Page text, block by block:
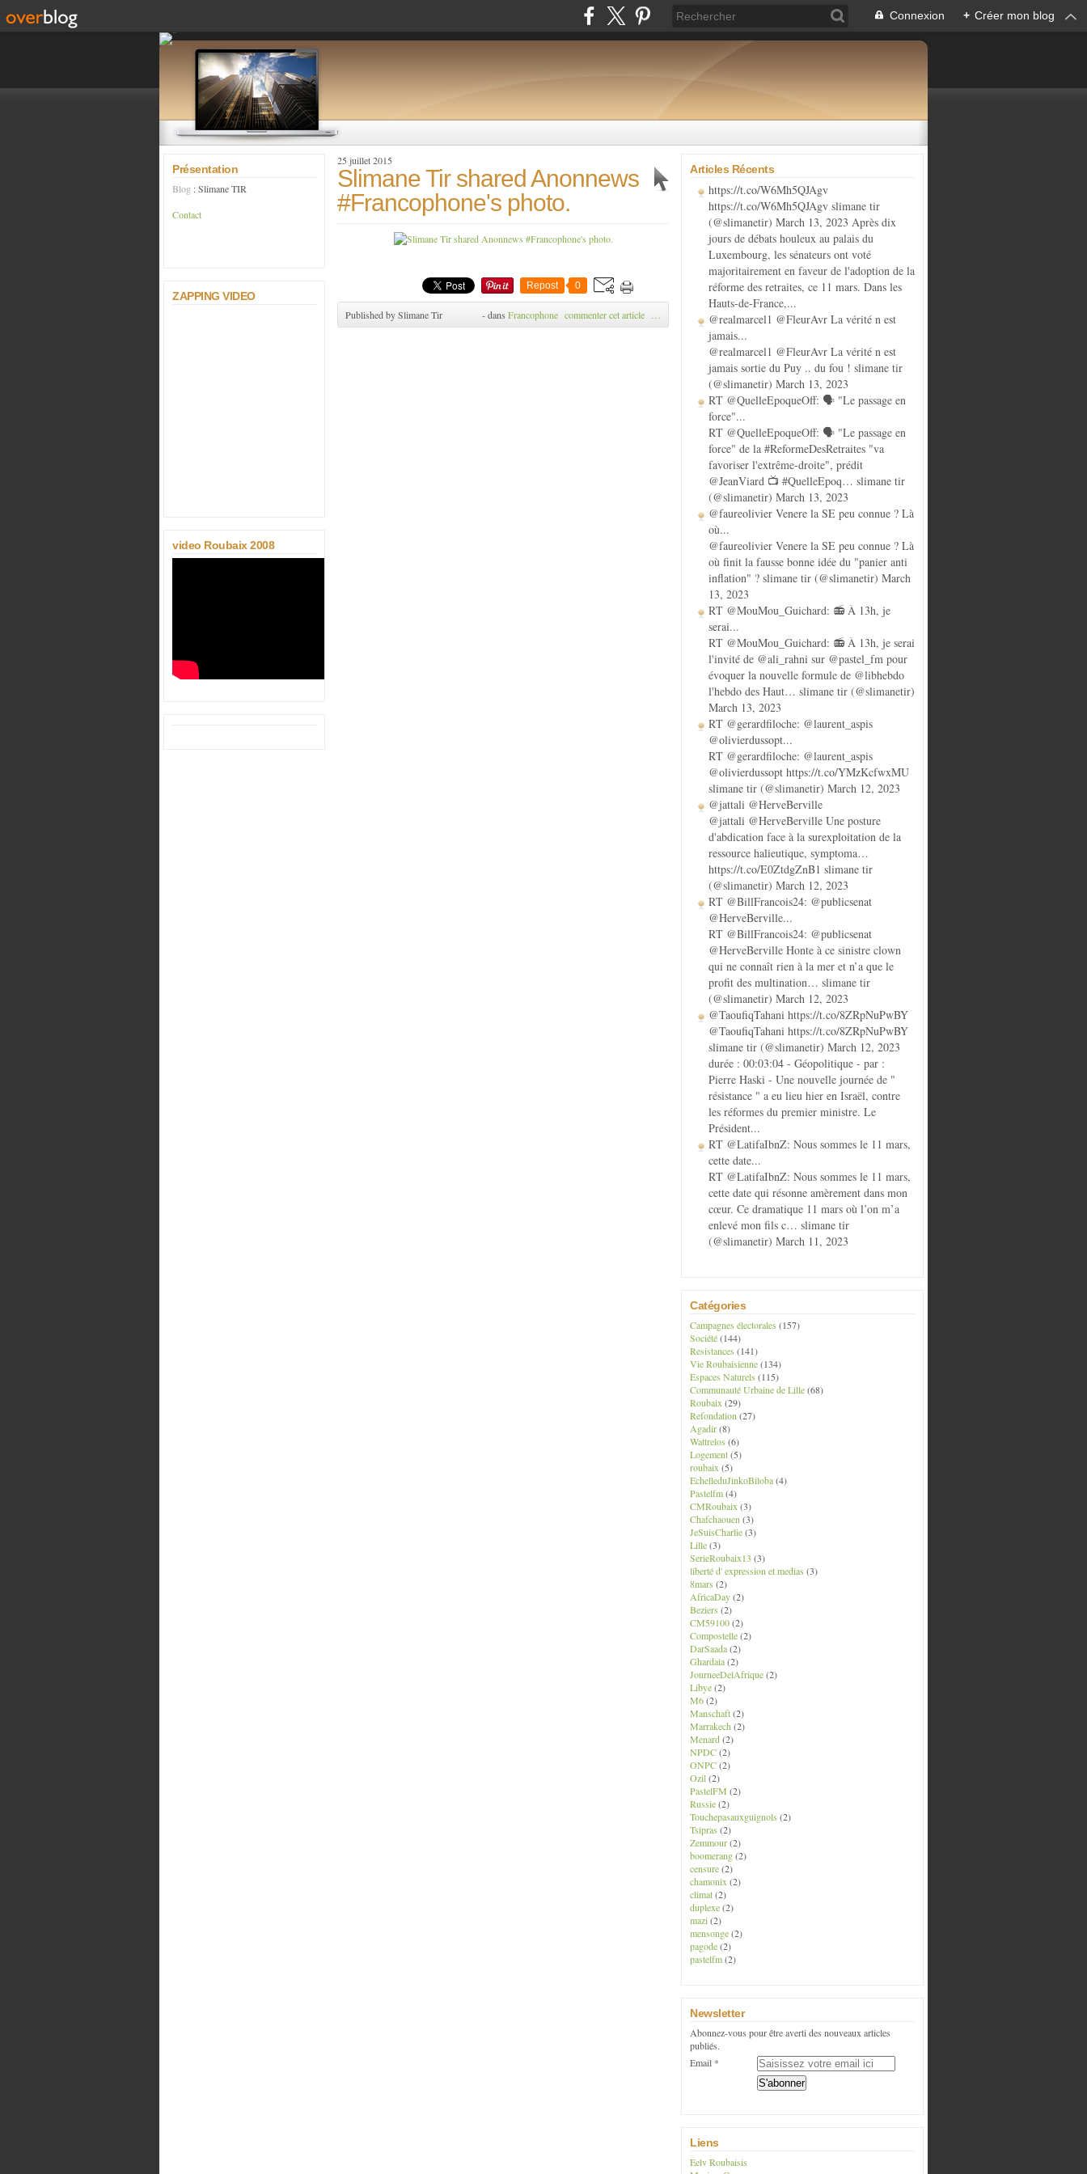
Connexion + Créer mon blog
Présentation
Blog : Slimane TIR
Contact
ZAPPING VIDEO
video Roubaix 2008
25 juillet 2015
Slimane Tir shared Anonnews
#Francophone's photo.
Repost 0
Published by Slimane Tir -dans Francophone commenter cet article …
Articles Récents
https://t.co/W6Mh5QJAgv
https://t.co/W6Mh5QJAgv slimane tir
(@slimanetir) March 13, 2023 Après dix
jours de débats houleux au palais du
Luxembourg, les sénateurs ont voté
majoritairement en faveur de l'adoption de la
réforme des retraites, ce 11 mars. Dans les
Hauts-de-France,...
@realmarcel1 @FleurAvr La vérité n est
jamais...
@realmarcel1 @FleurAvr La vérité n est
jamais sortie du Puy .. du fou ! slimane tir
(@slimanetir) March 13, 2023
RT @QuelleEpoqueOff: 🗣️ "Le passage en
force"...
RT @QuelleEpoqueOff: 🗣️ "Le passage en
force" de la #ReformeDesRetraites "va
favoriser l'extrême-droite", prédit
@JeanViard 📺 #QuelleEpoq… slimane tir
(@slimanetir) March 13, 2023
@faureolivier Venere la SE peu connue ? Là
où...
@faureolivier Venere la SE peu connue ? Là
où finit la fausse bonne idée du "panier anti
inflation" ? slimane tir (@slimanetir) March
13, 2023
RT @MouMou_Guichard: 📻 À 13h, je
serai...
RT @MouMou_Guichard: 📻 À 13h, je serai
l'invité de @ali_rahni sur @pastel_fm pour
évoquer la nouvelle formule de @libhebdo
l'hebdo des Haut… slimane tir (@slimanetir)
March 13, 2023
RT @gerardfiloche: @laurent_aspis
@olivierdussopt...
RT @gerardfiloche: @laurent_aspis
@olivierdussopt https://t.co/YMzKcfwxMU
slimane tir (@slimanetir) March 12, 2023
@jattali @HerveBerville
@jattali @HerveBerville Une posture
d'abdication face à la surexploitation de la
ressource halieutique, symptoma…
https://t.co/E0ZtdgZnB1 slimane tir
(@slimanetir) March 12, 2023
RT @BillFrancois24: @publicsenat
@HerveBerville...
RT @BillFrancois24: @publicsenat
@HerveBerville Honte à ce sinistre clown
qui ne connaît rien à la mer et n’a que le
profit des multination… slimane tir
(@slimanetir) March 12, 2023
@TaoufiqTahani https://t.co/8ZRpNuPwBY
@TaoufiqTahani https://t.co/8ZRpNuPwBY
slimane tir (@slimanetir) March 12, 2023
durée : 00:03:04 - Géopolitique - par :
Pierre Haski - Une nouvelle journée de "
résistance " a eu lieu hier en Israël, contre
les réformes du premier ministre. Le
Président...
RT @LatifaIbnZ: Nous sommes le 11 mars,
cette date...
RT @LatifaIbnZ: Nous sommes le 11 mars,
cette date qui résonne amèrement dans mon
cœur. Ce dramatique 11 mars où l’on m’a
enlevé mon fils c… slimane tir
(@slimanetir) March 11, 2023
Catégories
Campagnes électorales (157)
Société(144)
Resistances (141)
Vie Roubaisienne(134)
Espaces Naturels (115)
Communauté Urbaine de Lille(68)
Roubaix (29)
Refondation (27)
Agadir(8)
Wattrelos (6)
Logement(5)
roubaix (5)
EchelleduJinkoBiloba(4)
Pastelfm(4)
CMRoubaix (3)
Chafchaouen (3)
JeSuisCharlie(3)
Lille(3)
SerieRoubaix13 (3)
liberté d' expression et medias (3)
8mars (2)
AfricaDay(2)
Beziers (2)
CM59100(2)
Compostelle(2)
DarSaada(2)
Ghardaia(2)
JourneeDelAfrique(2)
Libye(2)
M6(2)
Manschaft(2)
Marrakech (2)
Menard(2)
NPDC(2)
ONPC(2)
Ozil(2)
PastelFM (2)
Russie(2)
Touchepasauxguignols (2)
Tsipras (2)
Zemmour(2)
boomerang(2)
censure(2)
chamonix (2)
climat(2)
duplexe(2)
mazi(2)
mensonge(2)
pagode(2)
pastelfm(2)
Newsletter
Abonnez-vous pour être averti des nouveaux articles
publiés.
Email
Liens
Eelv Roubaisis